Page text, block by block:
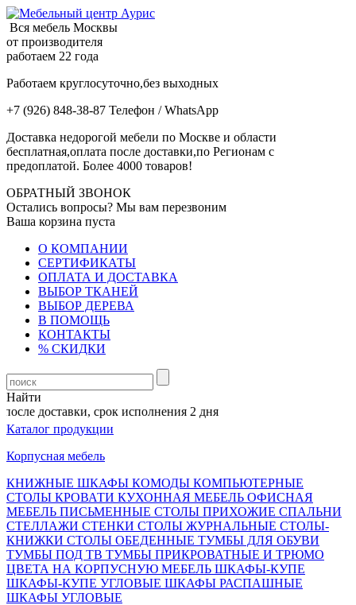
Вся мебель Москвы
от производителя
работаем 22 года
Работаем круглосуточно,без выходных
+7 (926) 848-38-87 Телефон / WhatsApp
Доставка недорогой мебели по Москве и области
бесплатная,оплата после доставки,по Регионам с
предоплатой. Более 4000 товаров!
ОБРАТНЫЙ ЗВОНОК
Остались вопросы? Мы вам перезвоним
Ваша корзина пуста
О КОМПАНИИ
СЕРТИФИКАТЫ
ОПЛАТА И ДОСТАВКА
ВЫБОР ТКАНЕЙ
ВЫБОР ДЕРЕВА
В ПОМОЩЬ
КОНТАКТЫ
% СКИДКИ
Найти
доставки, срок исполнения 2 дня
Каталог продукции
Корпусная мебель
КНИЖНЫЕ ШКАФЫ КОМОДЫ КОМПЬЮТЕРНЫЕ
СТОЛЫ КРОВАТИ КУХОННАЯ МЕБЕЛЬ ОФИСНАЯ
МЕБЕЛЬ ПИСЬМЕННЫЕ СТОЛЫ ПРИХОЖИЕ СПАЛЬНИ
СТЕЛЛАЖИ СТЕНКИ СТОЛЫ ЖУРНАЛЬНЫЕ СТОЛЫ-
КНИЖКИ СТОЛЫ ОБЕДЕННЫЕ ТУМБЫ ДЛЯ ОБУВИ
ТУМБЫ ПОД ТВ ТУМБЫ ПРИКРОВАТНЫЕ И ТРЮМО
ЦВЕТА НА КОРПУСНУЮ МЕБЕЛЬ ШКАФЫ-КУПЕ
ШКАФЫ-КУПЕ УГЛОВЫЕ ШКАФЫ РАСПАШНЫЕ
ШКАФЫ УГЛОВЫЕ